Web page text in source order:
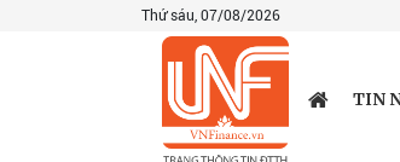
Thứ sáu, 07/08/2026
TIN